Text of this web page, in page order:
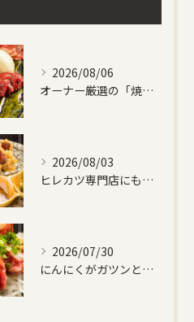
2026/08/06
オーナー厳選の「焼肉５点盛り合わせ」です！
2026/08/03
ヒレカツ専門店にも負けない、自信作です！
2026/07/30
にんにくがガツンときいた馬ステーキ✨